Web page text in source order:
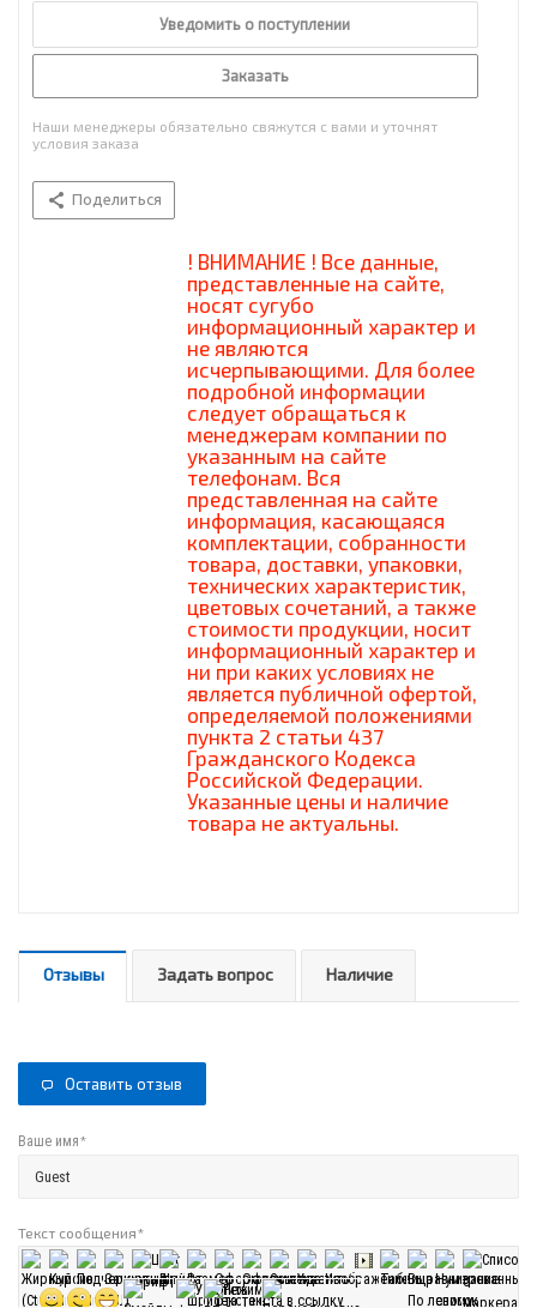
Уведомить о поступлении
Заказать
Наши менеджеры обязательно свяжутся с вами и уточнят
условия заказа
Поделиться
! ВНИМАНИЕ ! Все данные,
представленные на сайте,
носят сугубо
информационный характер и
не являются
исчерпывающими. Для более
подробной информации
следует обращаться к
менеджерам компании по
указанным на сайте
телефонам. Вся
представленная на сайте
информация, касающаяся
комплектации, собранности
товара, доставки, упаковки,
технических характеристик,
цветовых сочетаний, а также
стоимости продукции, носит
информационный характер и
ни при каких условиях не
является публичной офертой,
определяемой положениями
пункта 2 статьи 437
Гражданского Кодекса
Российской Федерации.
Указанные цены и наличие
товара не актуальны.
Отзывы Задать вопрос Наличие
Оставить отзыв
Ваше имя*
Текст сообщения*